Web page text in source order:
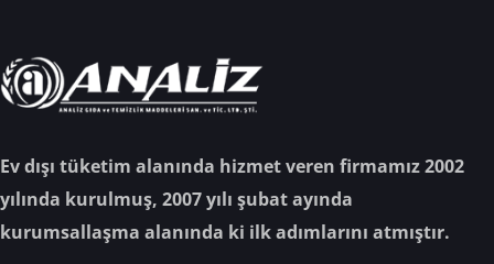
Ev dışı tüketim alanında hizmet veren firmamız 2002
yılında kurulmuş, 2007 yılı şubat ayında
kurumsallaşma alanında ki ilk adımlarını atmıştır.